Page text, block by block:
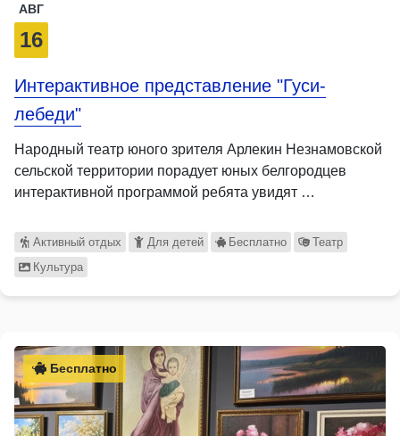
АВГ
16
Интерактивное представление "Гуси-
лебеди"
Народный театр юного зрителя Арлекин Незнамовской
сельской территории порадует юных белгородцев
интерактивной программой ребята увидят …
Активный отдых Для детей Бесплатно
Театр
Культура
Бесплатно